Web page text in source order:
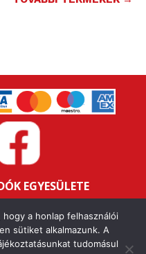
EGYESÜLETE
11646259
1-43
a honlap felhasználói
sütiket alkalmazunk. A
tudomásul